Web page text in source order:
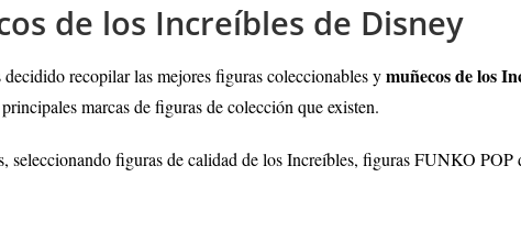
de los Increíbles de Disney
decidido recopilar las mejores figuras coleccionables ymuñecos de los
marcas de figuras de colección que existen.
seleccionando figuras de calidad de los Increíbles, figuras FUNKO